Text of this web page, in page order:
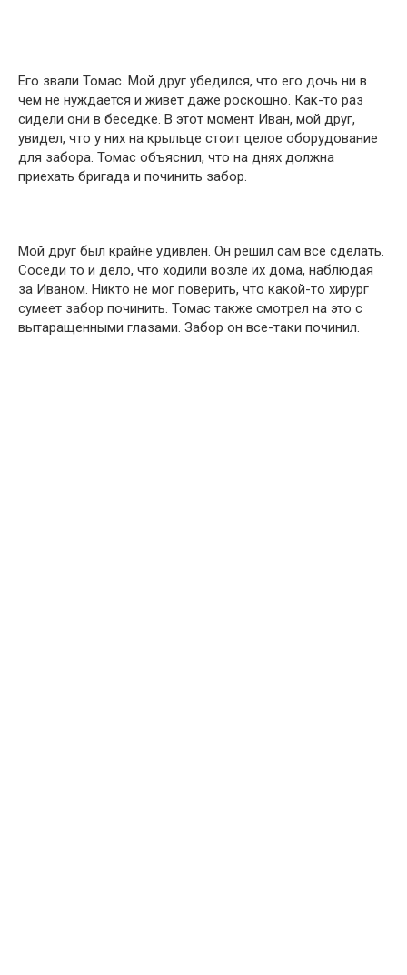
Его звали Томас. Мой друг убедился, что его дочь ни в
чем не нуждается и живет даже роскошно. Как-то раз
сидели они в беседке. В этот момент Иван, мой друг,
увидел, что у них на крыльце стоит целое оборудование
для забора. Томас объяснил, что на днях должна
приехать бригада и починить забор.
Мой друг был крайне удивлен. Он решил сам все сделать.
Соседи то и дело, что ходили возле их дома, наблюдая
за Иваном. Никто не мог поверить, что какой-то хирург
сумеет забор починить. Томас также смотрел на это с
вытаращенными глазами. Забор он все-таки починил.